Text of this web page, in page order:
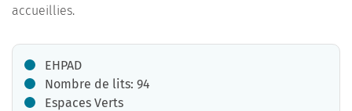
accueillies.
EHPAD
Nombre de lits: 94
Espaces Verts